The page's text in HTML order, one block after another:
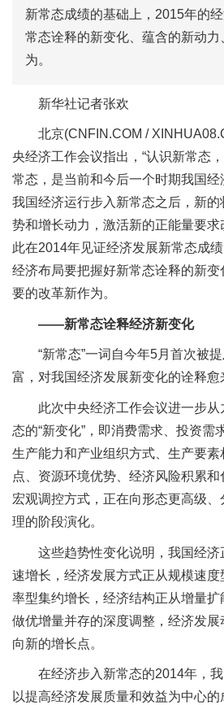
新常态成绩的基础上，2015年的
常态诠释的新变化、蕴含的新动
为。
新华社记者张欢
北京(CNFIN.COM /
央经济工作会议指出，“认识新常态
常态，是当前和今后一个时期我国经
我国经济运行步入新常态之后，新
势和增长动力，激活新的正能量要求
此在2014年见证经济发展新常态成
经济布局要把握好新常态诠释的新
要的改革新作为。
――新常态诠释经济新变化
“新常态”一词自今年5月首次被
富，对我国经济发展新变化的诠释愈
此次中央经济工作会议进一步
态的“新变化”，即消费需求、投资需
生产能力和产业组织方式、生产要
点、资源环境优势、经济风险积累
宏观调控方式，正在向形态更高级
理的阶段演化。
这些趋势性变化说明，我国经
速增长，经济发展方式正从规模速
率型集约增长，经济结构正从增量扩
做优增量并存的深度调整，经济发
向新的增长点。
在经济步入新常态的2014年，我
以提高经济发展质量和效益为中心